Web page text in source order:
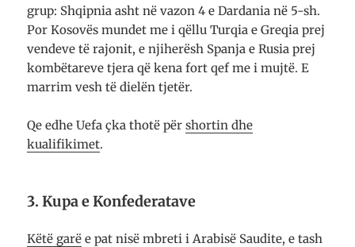
grup: Shqipnia asht në vazon 4 e Dardania në 5-sh.
Por Kosovës mundet me i qëllu Turqia e Greqia prej
vendeve të rajonit, e njiherësh Spanja e Rusia prej
kom­bë­ta­reve tjera që kena fort qef me i mujtë. E
marrim vesh të dielën tjetër.
Qe edhe Uefa çka thotë përshortin dhe
kualifikimet.
3. Kupa e Konfederatave
Këtë garë e pat nisë mbreti i Arabisë Saudite, e tash